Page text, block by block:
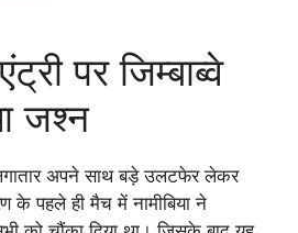
पर जिम्बाब्वे
जश्न
अपने साथ बड़े उलटफेर लेकर
के पहले ही मैच में नामीबिया ने